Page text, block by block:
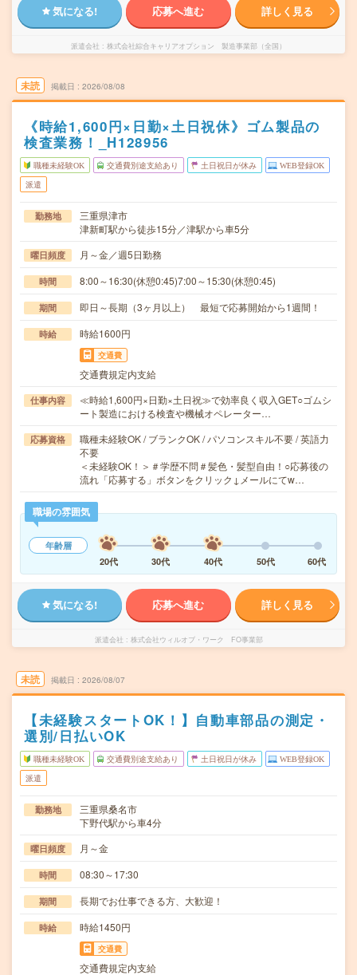
気になる! 応募へ進む 詳しく見る
派遣会社 株式会社綜合キャリアオプション 製造事業部（全国）
未読 掲載日 2026/08/08
《時給1,600円×日勤×土日祝休》ゴム製品の
検査業務！_H128956
職種未経験OK 交通費別途支給あり 土日祝日が休み WEB登録OK
派遣
勤務地
三重県津市
津新町駅から徒歩15分／津駅から車5分
曜日頻度 月～金／週5日勤務
時間 8:00～16:30(休憩0:45)7:00～15:30(休憩0:45)
期間 即日～長期（3ヶ月以上） 最短で応募開始から1週間！
時給 時給1600円
交通費
交通費規定内支給
仕事内容
≪時給1,600円×日勤×土日祝≫で効率良く収入GET○ゴムシ
ート製造における検査や機械オペレーター…
応募資格
職種未経験OK / ブランクOK / パソコンスキル不要 / 英語力
不要
＜未経験OK！＞＃学歴不問＃髪色・髪型自由！○応募後の
流れ「応募する」ボタンをクリック↓メールにてw…
職場の雰囲気
年齢層
20代
30代 40代 50代 60代
気になる! 応募へ進む 詳しく見る
派遣会社 株式会社ウィルオブ・ワーク FO事業部
未読 掲載日 2026/08/07
【未経験スタートOK！】自動車部品の測定・
選別/日払いOK
職種未経験OK 交通費別途支給あり 土日祝日が休み WEB登録OK
派遣
勤務地
三重県桑名市
下野代駅から車4分
曜日頻度 月～金
時間 08:30～17:30
期間 長期でお仕事できる方、大歓迎！
時給 時給1450円
交通費
交通費規定内支給